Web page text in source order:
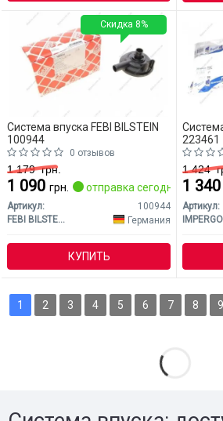
Система впуска FEBI BILSTEIN
100944
0 отзывов
1 179грн.
1 090 грн. отправка сегодня
Артикул:
100944
FEBI BILSTEIN
Германия
КУПИТЬ
Скидка 8%
223461
1 424
1 340
Артикул:
1 2 3 4 5 6 7 8 9